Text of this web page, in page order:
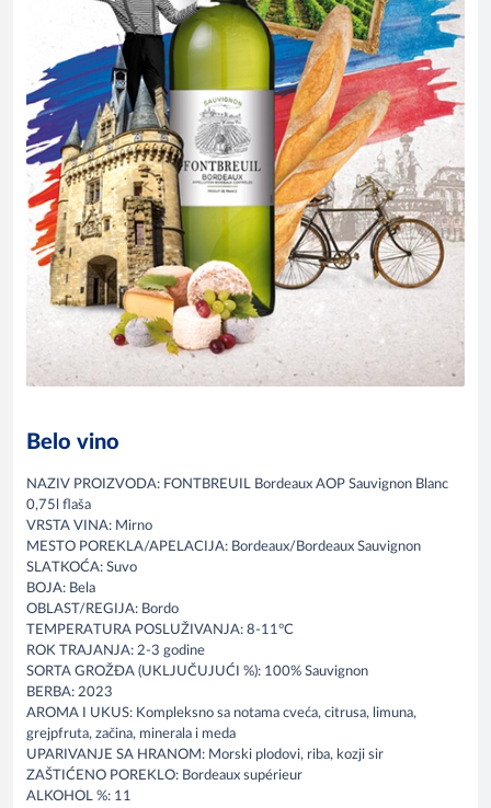
Belo vino
NAZIV PROIZVODA: FONTBREUIL Bordeaux AOP Sauvignon Blanc
0,75l flaša
VRSTA VINA: Mirno
MESTO POREKLA/APELACIJA: Bordeaux/Bordeaux Sauvignon
SLATKOĆA: Suvo
BOJA: Bela
OBLAST/REGIJA: Bordo
TEMPERATURA POSLUŽIVANJA: 8-11°C
ROK TRAJANJA: 2-3 godine
SORTA GROŽĐA (UKLJUČUJUĆI %): 100% Sauvignon
BERBA: 2023
AROMA I UKUS: Kompleksno sa notama cveća, citrusa, limuna,
grejpfruta, začina, minerala i meda
UPARIVANJE SA HRANOM: Morski plodovi, riba, kozji sir
ZAŠTIĆENO POREKLO: Bordeaux supérieur
ALKOHOL %: 11